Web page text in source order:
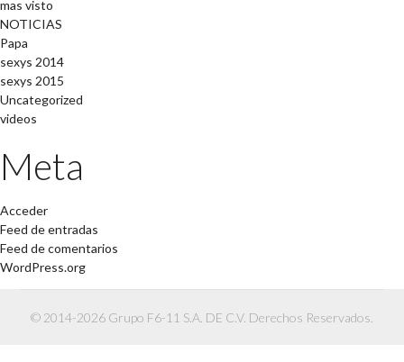
mas visto
NOTICIAS
Papa
sexys 2014
sexys 2015
Uncategorized
videos
Meta
Acceder
Feed de entradas
Feed de comentarios
WordPress.org
© 2014-2026 Grupo F6-11 S.A. DE C.V. Derechos Reservados.